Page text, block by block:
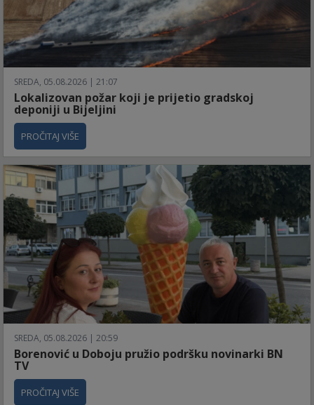
SREDA, 05.08.2026 | 21:07
Lokalizovan požar koji je prijetio gradskoj
deponiji u Bijeljini
PROČITAJ VIŠE
SREDA, 05.08.2026 | 20:59
Borenović u Doboju pružio podršku novinarki BN
TV
PROČITAJ VIŠE